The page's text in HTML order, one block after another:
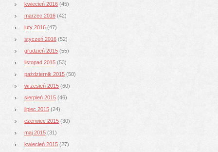
kwiecień 2016 (45)
marzec 2016 (42)
luty 2016 (47)
styczeń 2016 (52)
grudzień 2015 (55)
listopad 2015 (53)
październik 2015 (50)
wrzesień 2015 (60)
sierpień 2015 (46)
lipiec 2015 (24)
czerwiec 2015 (30)
maj 2015 (31)
kwiecień 2015 (27)